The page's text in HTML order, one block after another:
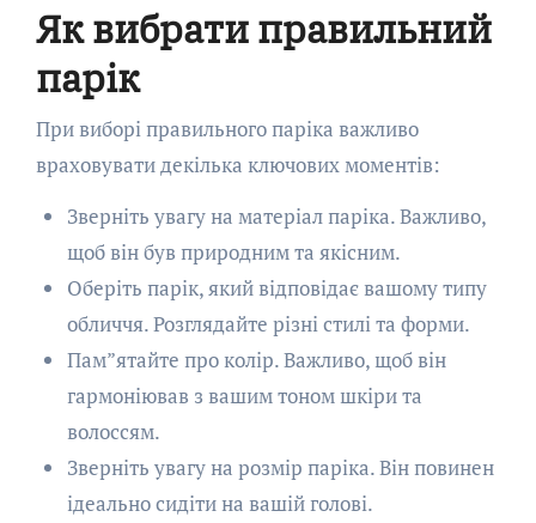
Як вибрати правильний
парік
При виборі правильного паріка важливо
враховувати декілька ключових моментів:
Зверніть увагу на матеріал паріка. Важливо,
щоб він був природним та якісним.
Оберіть парік, який відповідає вашому типу
обличчя. Розглядайте різні стилі та форми.
Пам”ятайте про колір. Важливо, щоб він
гармоніював з вашим тоном шкіри та
волоссям.
Зверніть увагу на розмір паріка. Він повинен
ідеально сидіти на вашій голові.